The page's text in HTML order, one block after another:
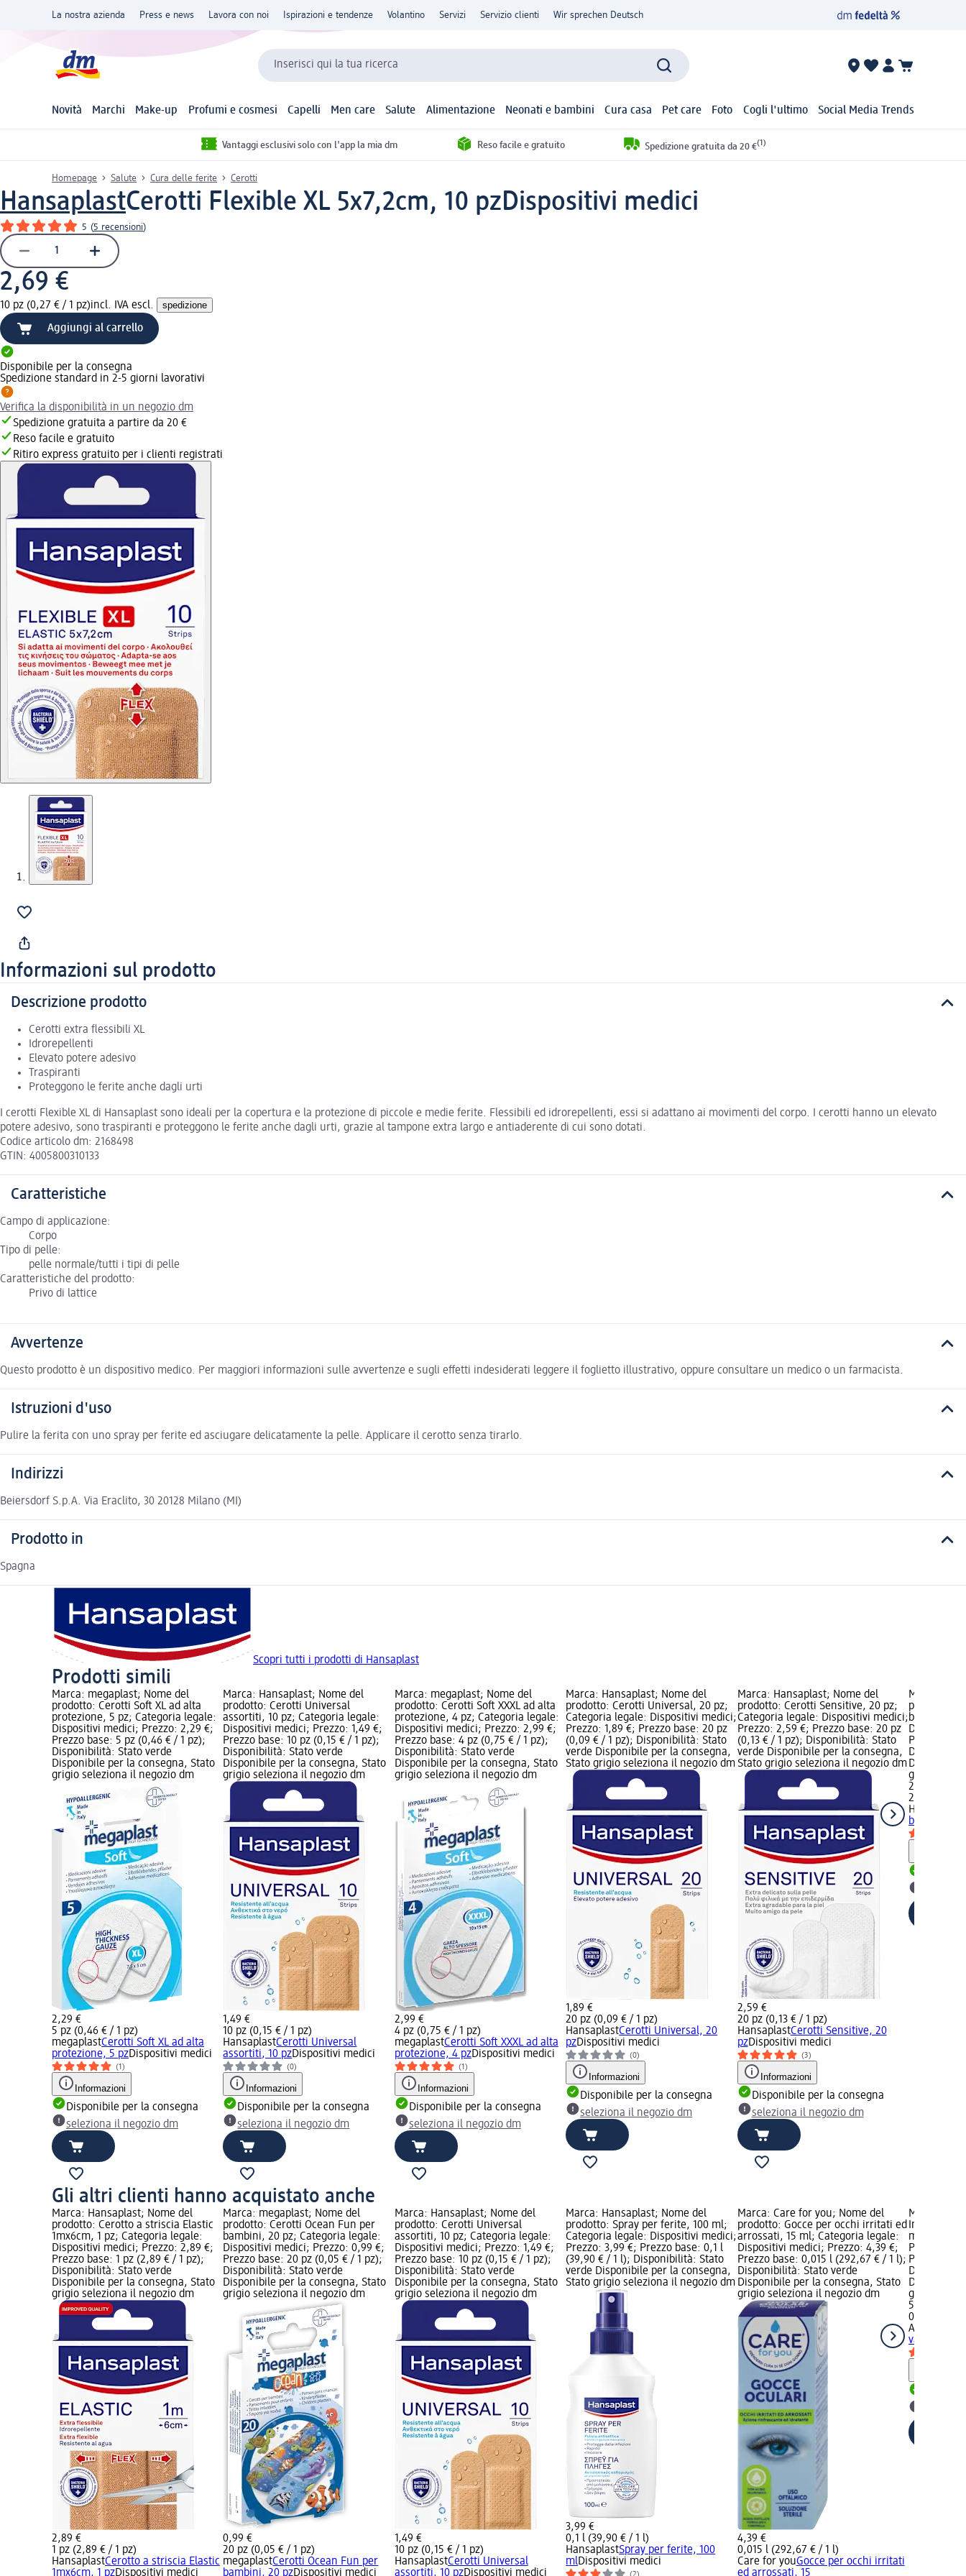
La nostra azienda Press e news Lavora con noi Ispirazioni e tendenze Volantino Servizi Servizio clienti Wir sprechen Deutsch
Inserisci qui la tua ricerca
Novità Marchi Make-up Profumi e cosmesi Capelli Men care Salute Alimentazione Neonati e bambini Cura casa Pet care Foto Cogli l'ultimo Social Media Trends
Vantaggi esclusivi solo con l'app la mia dm Reso facile e gratuito Spedizione gratuita da 20 €(1)
Homepage Salute Cura delle ferite Cerotti
HansaplastCerotti Flexible XL 5x7,2cm, 10 pzDispositivi medici
5 (5 recensioni)
2,69 €
10 pz (0,27 € / 1 pz)incl. IVA escl. spedizione
Aggiungi al carrello
Disponibile per la consegna
Spedizione standard in 2-5 giorni lavorativi
Verifica la disponibilità in un negozio dm
Spedizione gratuita a partire da 20 €
Reso facile e gratuito
Ritiro express gratuito per i clienti registrati
Informazioni sul prodotto
Descrizione prodotto
Cerotti extra flessibili XL
Idrorepellenti
Elevato potere adesivo
Traspiranti
Proteggono le ferite anche dagli urti
I cerotti Flexible XL di Hansaplast sono ideali per la copertura e la protezione di piccole e medie ferite. Flessibili ed idrorepellenti, essi si adattano ai movimenti del corpo. I cerotti hanno un elevato
potere adesivo, sono traspiranti e proteggono le ferite anche dagli urti, grazie al tampone extra largo e antiaderente di cui sono dotati.
Codice articolo dm: 2168498
GTIN: 4005800310133
Caratteristiche
Campo di applicazione:
Corpo
Tipo di pelle:
pelle normale/tutti i tipi di pelle
Caratteristiche del prodotto:
Privo di lattice
Avvertenze
Questo prodotto è un dispositivo medico. Per maggiori informazioni sulle avvertenze e sugli effetti indesiderati leggere il foglietto illustrativo, oppure consultare un medico o un farmacista.
Istruzioni d'uso
Pulire la ferita con uno spray per ferite ed asciugare delicatamente la pelle. Applicare il cerotto senza tirarlo.
Indirizzi
Beiersdorf S.p.A. Via Eraclito, 30 20128 Milano (MI)
Prodotto in
Spagna
Scopri tutti i prodotti di Hansaplast
Prodotti simili
Marca: megaplast; Nome del
prodotto: Cerotti Soft XL ad alta
protezione, 5 pz; Categoria legale:
Dispositivi medici; Prezzo: 2,29 €;
Prezzo base: 5 pz (0,46 € / 1 pz);
Disponibilità: Stato verde
Disponibile per la consegna, Stato
grigio seleziona il negozio dm
2,29 €
5 pz (0,46 € / 1 pz)
megaplastCerotti Soft XL ad alta
protezione, 5 pzDispositivi medici
(1)
Informazioni
Disponibile per la consegna
seleziona il negozio dm
Marca: Hansaplast; Nome del
prodotto: Cerotti Universal
assortiti, 10 pz; Categoria legale:
Dispositivi medici; Prezzo: 1,49 €;
Prezzo base: 10 pz (0,15 € / 1 pz);
Disponibilità: Stato verde
Disponibile per la consegna, Stato
grigio seleziona il negozio dm
1,49 €
10 pz (0,15 € / 1 pz)
HansaplastCerotti Universal
assortiti, 10 pzDispositivi medici
(0)
Informazioni
Disponibile per la consegna
seleziona il negozio dm
Marca: megaplast; Nome del
prodotto: Cerotti Soft XXXL ad alta
protezione, 4 pz; Categoria legale:
Dispositivi medici; Prezzo: 2,99 €;
Prezzo base: 4 pz (0,75 € / 1 pz);
Disponibilità: Stato verde
Disponibile per la consegna, Stato
grigio seleziona il negozio dm
2,99 €
4 pz (0,75 € / 1 pz)
megaplastCerotti Soft XXXL ad alta
protezione, 4 pzDispositivi medici
(1)
Informazioni
Disponibile per la consegna
seleziona il negozio dm
Marca: Hansaplast; Nome del
prodotto: Cerotti Universal, 20 pz;
Categoria legale: Dispositivi medici;
Prezzo: 1,89 €; Prezzo base: 20 pz
(0,09 € / 1 pz); Disponibilità: Stato
verde Disponibile per la consegna,
Stato grigio seleziona il negozio dm
1,89 €
20 pz (0,09 € / 1 pz)
HansaplastCerotti Universal, 20
pzDispositivi medici
(0)
Informazioni
Disponibile per la consegna
seleziona il negozio dm
Marca: Hansaplast; Nome del
prodotto: Cerotti Sensitive, 20 pz;
Categoria legale: Dispositivi medici;
Prezzo: 2,59 €; Prezzo base: 20 pz
(0,13 € / 1 pz); Disponibilità: Stato
verde Disponibile per la consegna,
Stato grigio seleziona il negozio dm
2,59 €
20 pz (0,13 € / 1 pz)
HansaplastCerotti Sensitive, 20
pzDispositivi medici
(3)
Informazioni
Disponibile per la consegna
seleziona il negozio dm
Marca:
prodotto:
bambini,
Dispositivi
Prezzo
Disponibile
grigio
2,69 €
20 pz (0,13
Hansaplast
bambini,
Gli altri clienti hanno acquistato anche
Marca: Hansaplast; Nome del
prodotto: Cerotto a striscia Elastic
1mx6cm, 1 pz; Categoria legale:
Dispositivi medici; Prezzo: 2,89 €;
Prezzo base: 1 pz (2,89 € / 1 pz);
Disponibilità: Stato verde
Disponibile per la consegna, Stato
grigio seleziona il negozio dm
2,89 €
1 pz (2,89 € / 1 pz)
HansaplastCerotto a striscia Elastic
1mx6cm, 1 pzDispositivi medici
Marca: megaplast; Nome del
prodotto: Cerotti Ocean Fun per
bambini, 20 pz; Categoria legale:
Dispositivi medici; Prezzo: 0,99 €;
Prezzo base: 20 pz (0,05 € / 1 pz);
Disponibilità: Stato verde
Disponibile per la consegna, Stato
grigio seleziona il negozio dm
0,99 €
20 pz (0,05 € / 1 pz)
megaplastCerotti Ocean Fun per
bambini, 20 pzDispositivi medici
Marca: Hansaplast; Nome del
prodotto: Cerotti Universal
assortiti, 10 pz; Categoria legale:
Dispositivi medici; Prezzo: 1,49 €;
Prezzo base: 10 pz (0,15 € / 1 pz);
Disponibilità: Stato verde
Disponibile per la consegna, Stato
grigio seleziona il negozio dm
1,49 €
10 pz (0,15 € / 1 pz)
HansaplastCerotti Universal
assortiti, 10 pzDispositivi medici
Marca: Hansaplast; Nome del
prodotto: Spray per ferite, 100 ml;
Categoria legale: Dispositivi medici;
Prezzo: 3,99 €; Prezzo base: 0,1 l
(39,90 € / 1 l); Disponibilità: Stato
verde Disponibile per la consegna,
Stato grigio seleziona il negozio dm
3,99 €
0,1 l (39,90 € / 1 l)
HansaplastSpray per ferite, 100
mlDispositivi medici
Marca: Care for you; Nome del
prodotto: Gocce per occhi irritati ed
arrossati, 15 ml; Categoria legale:
Dispositivi medici; Prezzo: 4,39 €;
Prezzo base: 0,015 l (292,67 € / 1 l);
Disponibilità: Stato verde
Disponibile per la consegna, Stato
grigio seleziona il negozio dm
4,39 €
0,015 l (292,67 € / 1 l)
Care for youGocce per occhi irritati
ed arrossati, 15
Marca:
Insetto
ml;
Prodotti
Prezzo
Disponibile
grigio
5,99 €
0,1 l (59,90
Autan
vapo, 100